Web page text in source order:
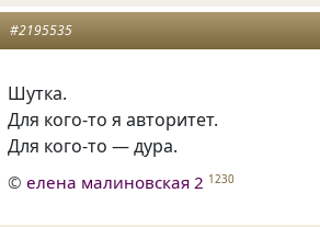
#2195535
Шутка.
Для кого-то я авторитет.
Для кого-то — дура.
©елена малиновская 2 1230